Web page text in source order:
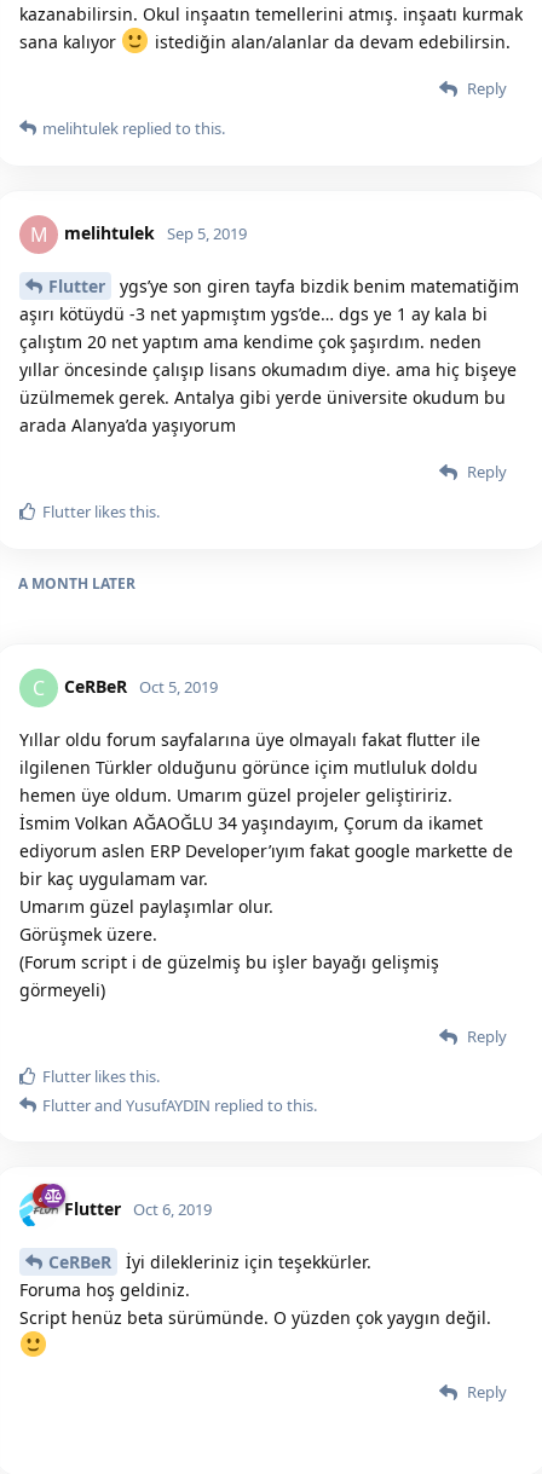
kazanabilirsin. Okul inşaatın temellerini atmış. inşaatı kurmak
sana kalıyor
istediğin alan/alanlar da devam edebilirsin.
Reply
melihtulek replied to this.
M melihtulek Sep 5, 2019
Flutter
ygs’ye son giren tayfa bizdik benim matematiğim
aşırı kötüydü -3 net yapmıştım ygs’de… dgs ye 1 ay kala bi
çalıştım 20 net yaptım ama kendime çok şaşırdım. neden
yıllar öncesinde çalışıp lisans okumadım diye. ama hiç bişeye
üzülmemek gerek. Antalya gibi yerde üniversite okudum bu
arada Alanya’da yaşıyorum
Reply
Flutter likes this.
A MONTH LATER
C CeRBeR Oct 5, 2019
Yıllar oldu forum sayfalarına üye olmayalı fakat flutter ile
ilgilenen Türkler olduğunu görünce içim mutluluk doldu
hemen üye oldum. Umarım güzel projeler geliştiririz.
İsmim Volkan AĞAOĞLU 34 yaşındayım, Çorum da ikamet
ediyorum aslen ERP Developer’ıyım fakat google markette de
bir kaç uygulamam var.
Umarım güzel paylaşımlar olur.
Görüşmek üzere.
(Forum script i de güzelmiş bu işler bayağı gelişmiş
görmeyeli)
Reply
Flutter likes this.
Flutterand YusufAYDIN replied to this.
Flutter Oct 6, 2019
CeRBeR
İyi dilekleriniz için teşekkürler.
Foruma hoş geldiniz.
Script henüz beta sürümünde. O yüzden çok yaygın değil.
Reply